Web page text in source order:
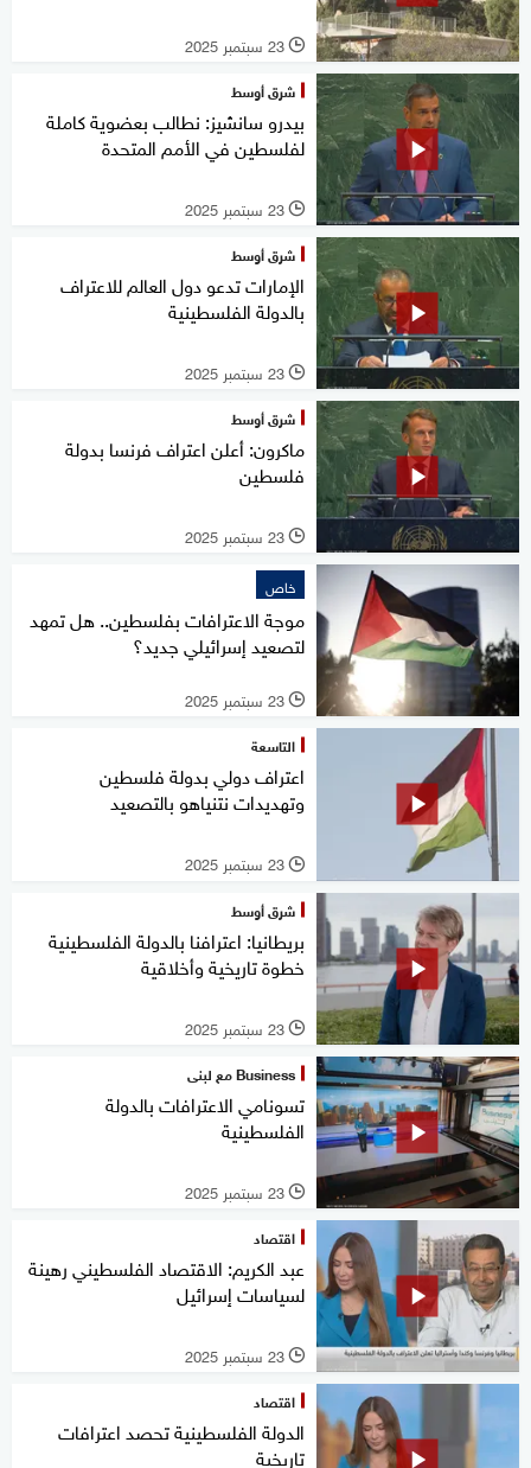
l 23 سبتمبر 2025
شرق أوسط
بيدرو سانشيز: نطالب بعضوية كاملة
لفلسطين في الأمم المتحدة
l 23 سبتمبر 2025
شرق أوسط
الإمارات تدعو دول العالم للاعتراف
بالدولة الفلسطينية
l 23 سبتمبر 2025
شرق أوسط
ماكرون: أعلن اعتراف فرنسا بدولة
فلسطين
l 23 سبتمبر 2025
خاص
موجة الاعترافات بفلسطين.. هل تمهد
لتصعيد إسرائيلي جديد؟
l 23 سبتمبر 2025
التاسعة
اعتراف دولي بدولة فلسطين
وتهديدات نتنياهو بالتصعيد
l 23 سبتمبر 2025
شرق أوسط
بريطانيا: اعترافنا بالدولة الفلسطينية
خطوة تاريخية وأخلاقية
l 23 سبتمبر 2025
Business مع لبنى
تسونامي الاعترافات بالدولة
الفلسطينية
l 23 سبتمبر 2025
اقتصاد
عبد الكريم: الاقتصاد الفلسطيني رهينة
لسياسات إسرائيل
l 23 سبتمبر 2025
اقتصاد
الدولة الفلسطينية تحصد اعترافات
تاريخية